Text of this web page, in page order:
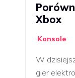
Xbox
Konsole
W
gier